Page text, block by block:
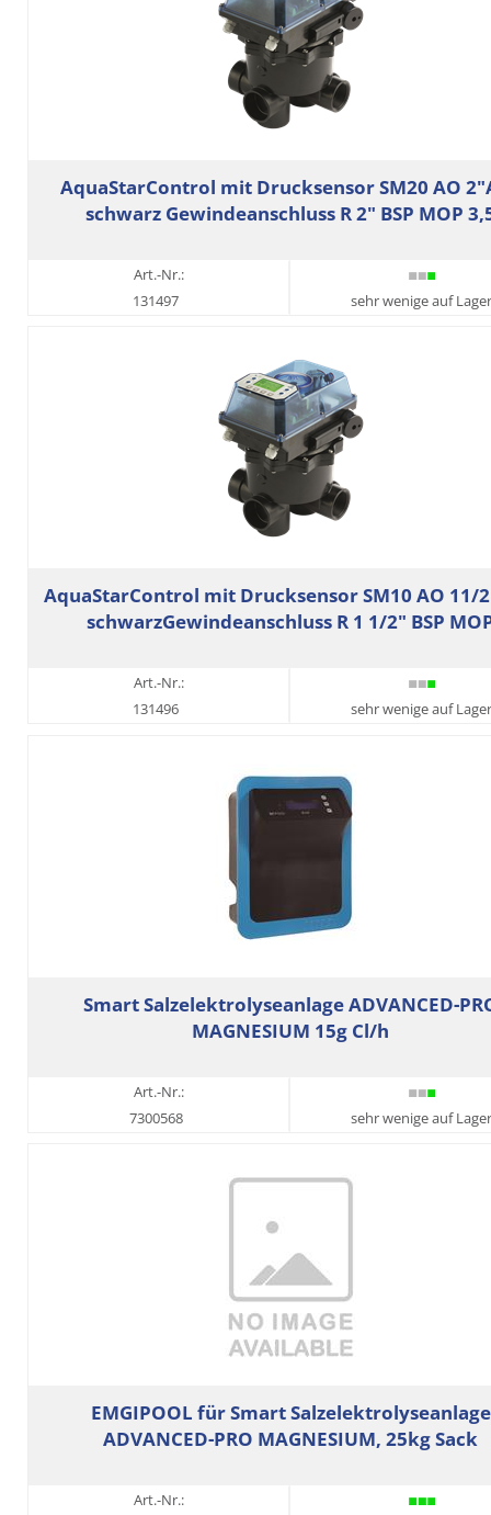
AquaStarControl mit Drucksensor SM20 AO
schwarz Gewindeanschluss R 2" BSP MOP
Art.-Nr.:
131497
sehr wenige auf Lager
AquaStarControl mit Drucksensor SM10 AO 11/
schwarzGewindeanschluss R 1 1/2" BSP
Art.-Nr.:
131496
sehr wenige auf Lager
Smart Salzelektrolyseanlage ADVANCED-
MAGNESIUM 15g Cl/h
Art.-Nr.:
7300568
sehr wenige auf Lager
EMGIPOOL für Smart Salzelektrolyseanlage
ADVANCED-PRO MAGNESIUM, 25kg Sack
Art.-Nr.: